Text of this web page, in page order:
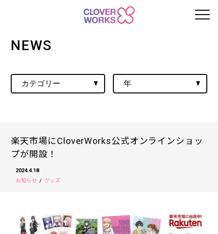
NEWS
楽天市場にCloverWorks公式オンラインショッ
プが開設！
2024.4.18
お知らせ
グッズ